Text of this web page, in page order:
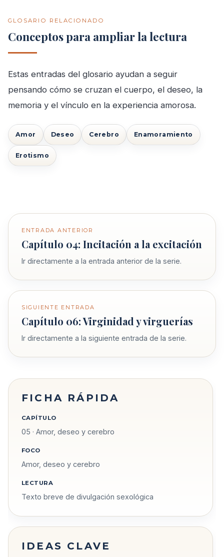
GLOSARIO RELACIONADO
Conceptos para ampliar la lectura
Estas entradas del glosario ayudan a seguir
pensando cómo se cruzan el cuerpo, el deseo, la
memoria y el vínculo en la experiencia amorosa.
Amor Deseo Cerebro Enamoramiento
Erotismo
ENTRADA ANTERIOR
Capítulo 04: Incitación a la excitación
Ir directamente a la entrada anterior de la serie.
SIGUIENTE ENTRADA
Capítulo 06: Virginidad y virguerías
Ir directamente a la siguiente entrada de la serie.
FICHA RÁPIDA
CAPÍTULO
05 · Amor, deseo y cerebro
FOCO
Amor, deseo y cerebro
LECTURA
Texto breve de divulgación sexológica
IDEAS CLAVE